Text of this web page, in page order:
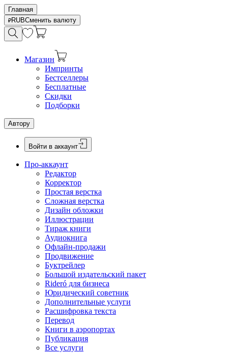
Главная
RUBСменить валюту
Магазин
Импринты
Бестселлеры
Бесплатные
Скидки
Подборки
Автору
Войти в аккаунт
Про-аккаунт
Редактор
Корректор
Простая верстка
Сложная верстка
Дизайн обложки
Иллюстрации
Тираж книги
Аудиокнига
Офлайн-продажи
Продвижение
Буктрейлер
Большой издательский пакет
Rideró для бизнеса
Юридический советник
Дополнительные услуги
Расшифровка текста
Перевод
Книги в аэропортах
Публикация
Все услуги